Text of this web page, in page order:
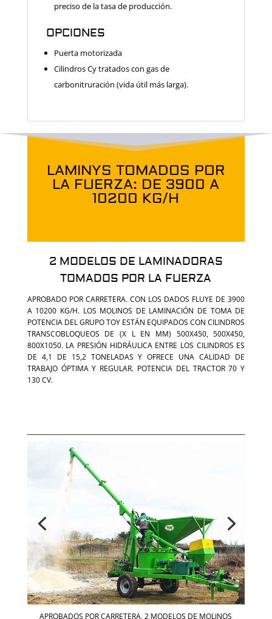
preciso de la tasa de producción.
OPCIONES
Puerta motorizada
Cilindros Cy tratados con gas de
carbonitruración (vida útil más larga).
LAMINYS TOMADOS POR
LA FUERZA: DE 3900 A
10200 KG/H
2 MODELOS DE LAMINADORAS
TOMADOS POR LA FUERZA
APROBADO POR CARRETERA. CON LOS DADOS FLUYE DE 3900
A 10200 KG/H. LOS MOLINOS DE LAMINACIÓN DE TOMA DE
POTENCIA DEL GRUPO TOY ESTÁN EQUIPADOS CON CILINDROS
TRANSCOBLOQUEOS DE (X L EN MM) 500X450, 500X450,
800X1050. LA PRESIÓN HIDRÁULICA ENTRE LOS CILINDROS ES
DE 4,1 DE 15,2 TONELADAS Y OFRECE UNA CALIDAD DE
TRABAJO ÓPTIMA Y REGULAR. POTENCIA DEL TRACTOR 70 Y
130 CV.
APROBADOS POR CARRETERA, 2 MODELOS DE MOLINOS